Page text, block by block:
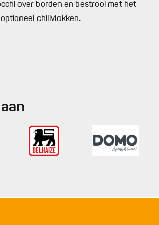
over borden en bestrooi met het
chilivlokken.